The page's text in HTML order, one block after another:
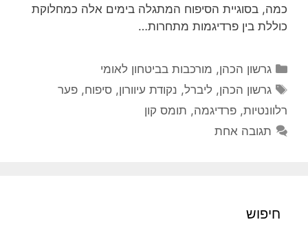
כמה, בסוגיית הסיפוח המתגלה בימים אלה כמחלוקת
כוללת בין פרדיגמות מתחרות…
קטגוריות
גרשון הכהן, מורכבות בביטחון לאומי
תגיות
גרשון הכהן, ליברל, נקודת עיוורון,סיפוח,פער
רלוונטיות, פרדיגמה, תומס קון
תגובה אחת
חיפוש